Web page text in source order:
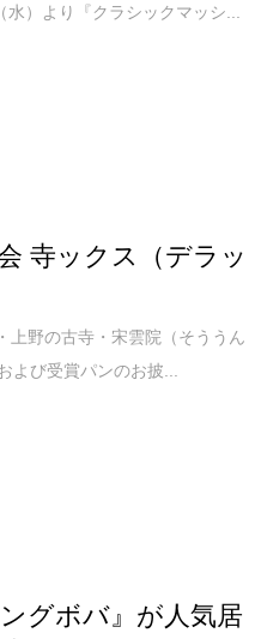
）より『クラシックマッシ...
寺ックス（デラッ
上野の古寺・宋雲院（そううん
よび受賞パンのお披...
グボバ』が人気居